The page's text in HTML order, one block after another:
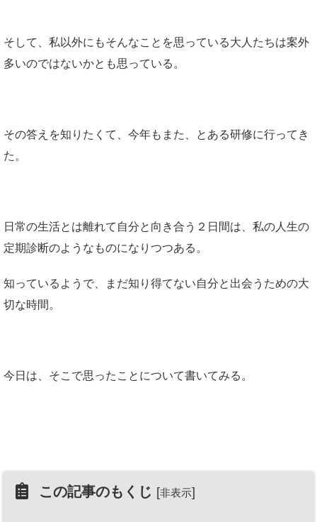
そして、私以外にもそんなことを思っている大人たちは案外
多いのではないかとも思っている。
その答えを知りたくて、今年もまた、とある研修に行ってき
た。
日常の生活とは離れて自分と向き合う２日間は、私の人生の
定期診断のようなものになりつつある。
知っているようで、まだ知り得てない自分と出会うための大
切な時間。
今日は、そこで思ったことについて書いてみる。
この記事のもくじ [非表示]